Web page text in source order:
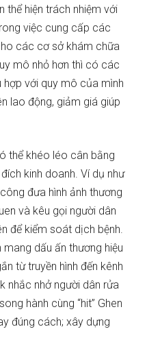
thể hiện trách nhiệm với
việc cung cấp các
các cơ sở khám chữa
mô nhỏ hơn thì có các
hợp với quy mô của mình
lao động, giảm giá giúp
thể khéo léo cân bằng
kinh doanh. Ví dụ như
đưa hình ảnh thương
và kêu gọi người dân
để kiểm soát dịch bệnh.
dấu ấn thương hiệu
từ truyền hình đến kênh
nhắc nhở người dân rửa
hành cùng “hit” Ghen
đúng cách; xây dựng